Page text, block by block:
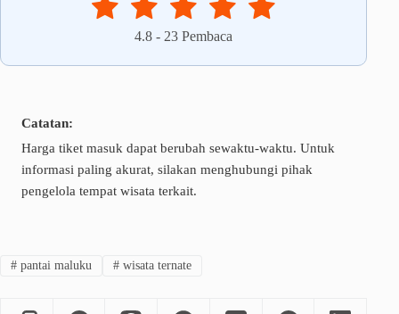
4.8 - 23 Pembaca
Catatan:
Harga tiket masuk dapat berubah sewaktu-waktu. Untuk
informasi paling akurat, silakan menghubungi pihak
pengelola tempat wisata terkait.
#pantai maluku #wisata ternate